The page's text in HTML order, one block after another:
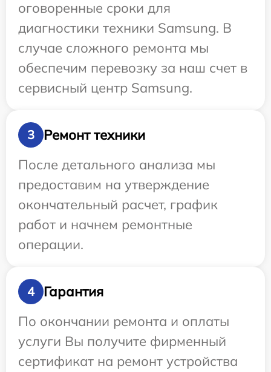
оговоренные сроки для
диагностики техники Samsung. В
случае сложного ремонта мы
обеспечим перевозку за наш счет в
сервисный центр Samsung.
3
Ремонт техники
После детального анализа мы
предоставим на утверждение
окончательный расчет, график
работ и начнем ремонтные
операции.
4
Гарантия
По окончании ремонта и оплаты
услуги Вы получите фирменный
сертификат на ремонт устройства